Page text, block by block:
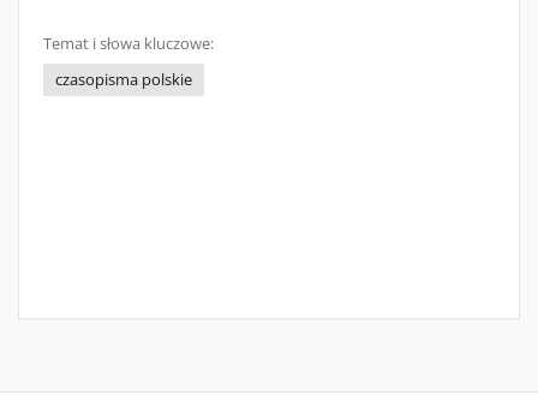
Temat i słowa kluczowe:
czasopisma polskie